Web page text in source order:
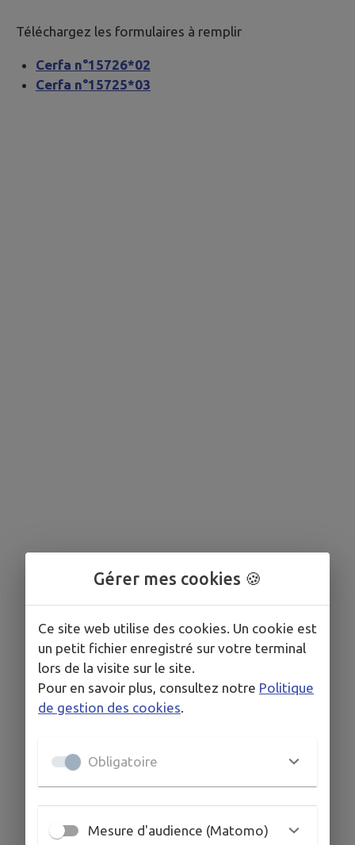
Téléchargez les formulaires à remplir
Cerfa n°15726*02
Cerfa n°15725*03
Gérer mes cookies 🍪
Ce site web utilise des cookies. Un cookie est
un petit fichier enregistré sur votre terminal
lors de la visite sur le site.
Pour en savoir plus, consultez notre Politique
de gestion des cookies
Obligatoire
Mesure d'audience (Matomo)